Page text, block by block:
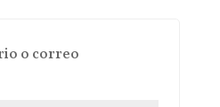
o correo